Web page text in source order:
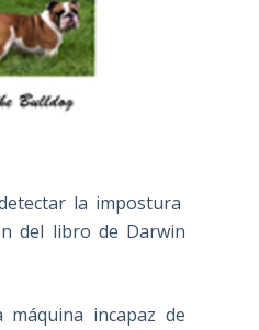
la impostura
del libro de Darwin
máquina incapaz de